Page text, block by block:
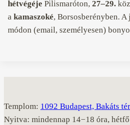
hétvégéje Pilismaróton, 27–29.
a kamaszoké, Borsosberényben. A
módon (email, személyesen)
Templom: 1092 Budapest, Bakáts tér
Nyitva: mindennap 14−18 óra,